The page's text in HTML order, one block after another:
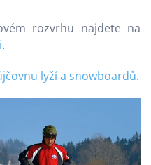
rozvrhu najdete na
.
lyží a snowboardů.